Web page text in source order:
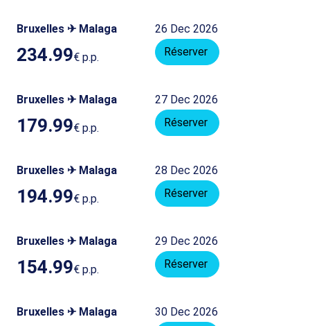
Bruxelles ✈ Malaga 26 Dec 2026
234.99€ p.p. Réserver
Bruxelles ✈ Malaga 27 Dec 2026
179.99€ p.p. Réserver
Bruxelles ✈ Malaga 28 Dec 2026
194.99€ p.p. Réserver
Bruxelles ✈ Malaga 29 Dec 2026
154.99€ p.p. Réserver
Bruxelles ✈ Malaga 30 Dec 2026